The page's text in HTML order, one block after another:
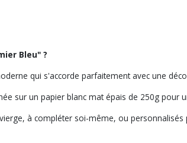
Bleu" ?
qui s'accorde parfaitement avec une
sur un papier blanc mat épais de 250g pour
à compléter soi-même, ou